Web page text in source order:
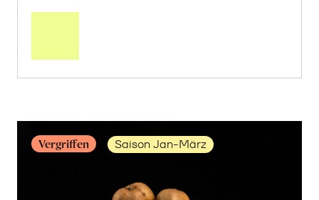
Avocado
Vergriffen Saison Jan-März